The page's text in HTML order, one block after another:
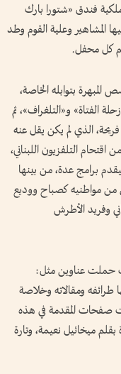
فندق «شتورا بارك
المشاهير وعلية القوم وطد
كل محفل.
المبهرة بتوابله الخاصة،
الفتاة» و«التلغراف»، ثم
الذي لم يكن يقل عنه
التلفزيون اللبناني،
برامج عدة، من بينها
من مواطنيه كصباح ووديع
وفريد الأطرش
حملت عناوين مثل:
ومقالاته وخلاصة
صفحات المقدمة في هذه
بقلم ميخائيل نعيمة، وتارة